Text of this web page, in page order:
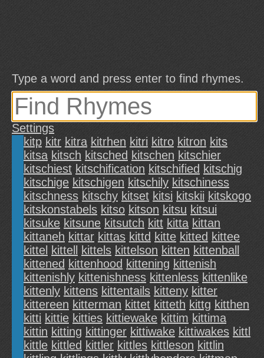
Type a word and press enter to find rhymes.
Settings
kitp kitr kitra kitrhen kitri kitro kitron kits
kitsa kitsch kitsched kitschen kitschier
kitschiest kitschification kitschified kitschig
kitschige kitschigen kitschily kitschiness
kitschness kitschy kitset kitsi kitskii kitskogo
kitskonstabels kitso kitson kitsu kitsui
kitsuke kitsune kitsutch kitt kitta kittan
kittaneh kittar kittas kittd kitte kitted kittee
kittel kittell kittels kittelson kitten kittenball
kittened kittenhood kittening kittenish
kittenishly kittenishness kittenless kittenlike
kittenly kittens kittentails kitteny kitter
kittereen kitterman kittet kitteth kittg kitthen
kitti kittie kitties kittiewake kittim kittima
kittin kitting kittinger kittiwake kittiwakes kittl
kittle kittled kittler kittles kittleson kittlin